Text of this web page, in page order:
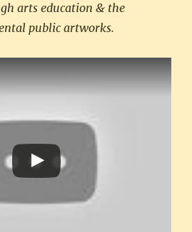
arts education & the
public artworks.